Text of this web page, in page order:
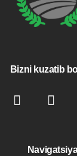
Bizni kuzatib